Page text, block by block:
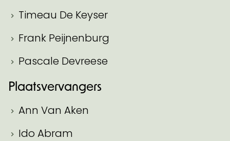
Timeau De Keyser
Frank Peijnenburg
Pascale Devreese
Plaatsvervangers
Ann Van Aken
Ido Abram